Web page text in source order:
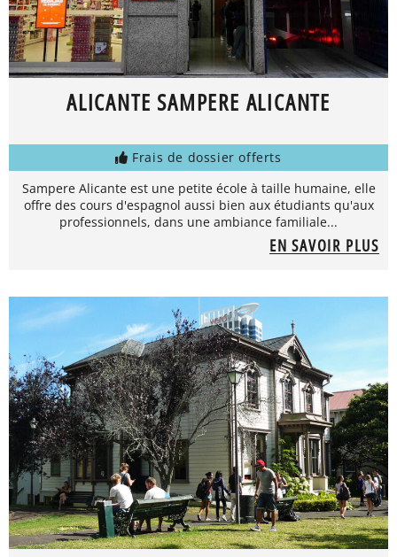
ALICANTE SAMPERE ALICANTE
Frais de dossier offerts
Sampere Alicante est une petite école à taille humaine, elle
offre des cours d'espagnol aussi bien aux étudiants qu'aux
professionnels, dans une ambiance familiale...
EN SAVOIR PLUS